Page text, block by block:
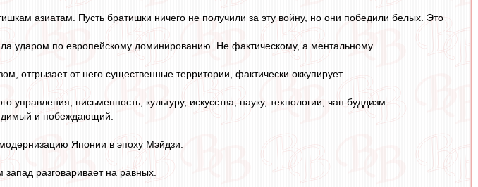
азиатам. Пусть братишки ничего не получили за эту войну, но они победили белых. Это
ударом по европейскому доминированию. Не фактическому, а ментальному.
отгрызает от него существенные территории, фактически оккупирует.
письменность, культуру, искусства, науку, технологии, чан буддизм.
и побеждающий.
Японии в эпоху Мэйдзи.
разговаривает на равных.